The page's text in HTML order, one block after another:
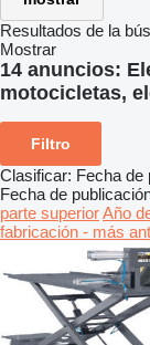
Resultados de la
Mostrar
14 anuncios:
motocicletas,
Filtro
Clasificar: Fecha de
Fecha de
parte superiorAño
fabricación - más